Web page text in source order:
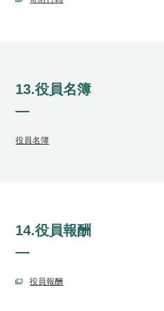
13.役員名簿
役員名簿
14.役員報酬
役員報酬